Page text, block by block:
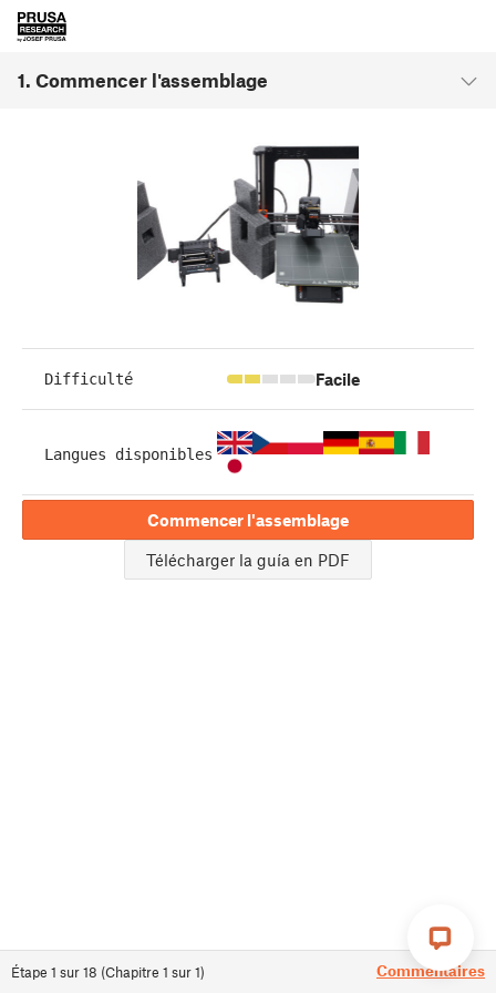
1. Commencer l'assemblage
Étape 1 sur18 (Chapitre 1 sur1) Commentaires
Difficulté Facile
Langues disponibles
Commencer l'assemblage
Télécharger la guía en PDF